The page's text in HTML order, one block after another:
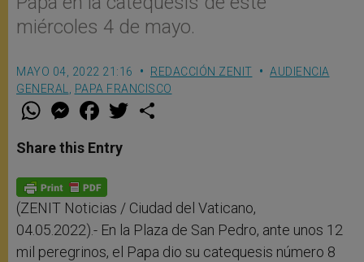
miércoles 4 de mayo.
MAYO 04, 2022 21:16 REDACCIÓN ZENIT
AUDIENCIA
GENERAL
PAPA FRANCISCO
W
t
s
p
p
M
e
s
e
g
e
r
F
a
e
b
o
k
w
Share this Entry
(ZENIT Noticias / Ciudad del Vaticano,
04.05.2022).- En la Plaza de San Pedro, ante unos 12
mil peregrinos, el Papa dio su catequesis número 8